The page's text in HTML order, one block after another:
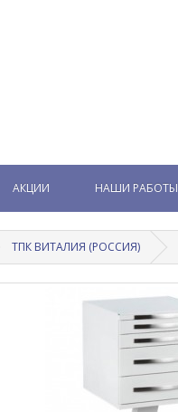
АКЦИИ НАШИ РАБОТЫ
ТПК ВИТАЛИЯ (РОССИЯ)